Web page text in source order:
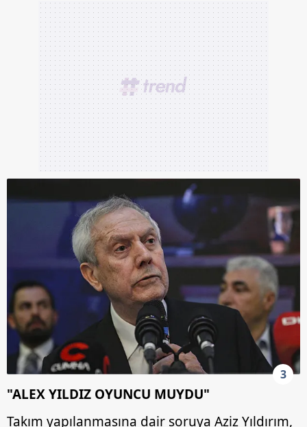
3
"ALEX YILDIZ OYUNCU MUYDU"
Takım yapılanmasına dair soruya Aziz Yıldırım,